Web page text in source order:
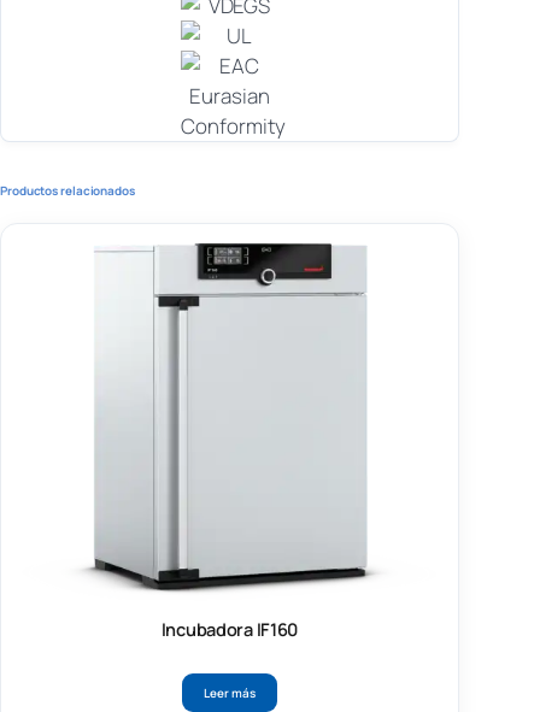
Productos relacionados
Incubadora IF160
Leer más